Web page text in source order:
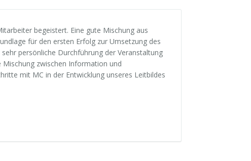
begeistert. Eine gute Mischung aus
für den ersten Erfolg zur Umsetzung des
persönliche Durchführung der Veranstaltung
zwischen Information und
mit MC in der Entwicklung unseres Leitbildes